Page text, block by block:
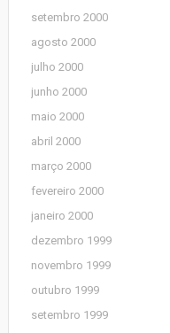
setembro 2000
agosto 2000
julho 2000
junho 2000
maio 2000
abril 2000
março 2000
fevereiro 2000
janeiro 2000
dezembro 1999
novembro 1999
outubro 1999
setembro 1999